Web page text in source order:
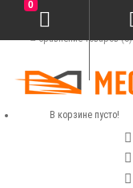
Сравнение товаров (0)
0
В корзине пусто!